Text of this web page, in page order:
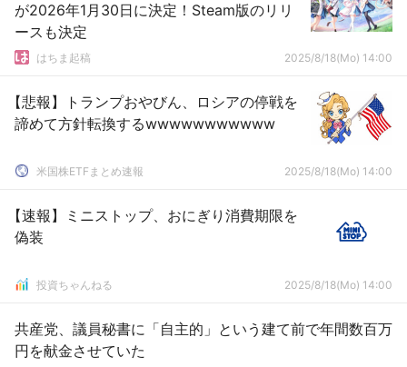
が2026年1月30日に決定！Steam版のリリ
ースも決定
はちま起稿 2025/8/18(Mo) 14:00
【悲報】トランプおやびん、ロシアの停戦を
諦めて方針転換するwwwwwwwwwww
米国株ETFまとめ速報 2025/8/18(Mo) 14:00
【速報】ミニストップ、おにぎり消費期限を
偽装
投資ちゃんねる 2025/8/18(Mo) 14:00
共産党、議員秘書に「自主的」という建て前で年間数百万
円を献金させていた